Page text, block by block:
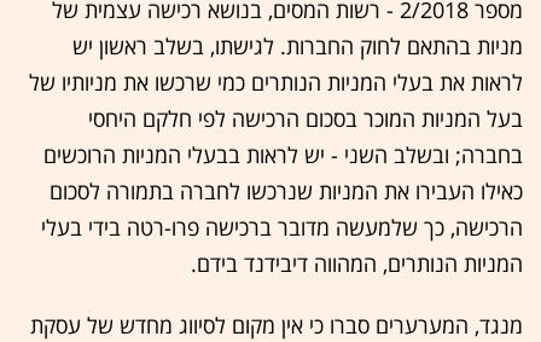
מספר 2/2018 - רשות המסים, בנושא רכישה עצמית של
מניות בהתאם לחוק החברות. לגישתו, בשלב ראשון יש
לראות את בעלי המניות הנותרים כמי שרכשו את מניותיו של
בעל המניות המוכר בסכום הרכישה לפי חלקם היחסי
בחברה; ובשלב השני - יש לראות בבעלי המניות הרוכשים
כאילו העבירו את המניות שנרכשו לחברה בתמורה לסכום
הרכישה, כך שלמעשה מדובר ברכישה פרו-רטה בידי בעלי
המניות הנותרים, המהווה דיבידנד בידם.
מנגד, המערערים סברו כי אין מקום לסיווג מחדש של עסקת